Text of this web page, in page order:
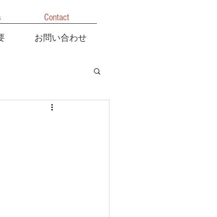
お問い合わせ
Contact